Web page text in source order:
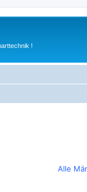
!
Alle